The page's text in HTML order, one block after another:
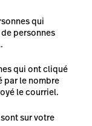
qui
personnes
qui ont cliqué
par le nombre
le courriel.
sur votre